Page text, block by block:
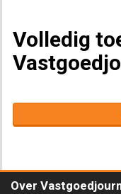
Volledig
Over